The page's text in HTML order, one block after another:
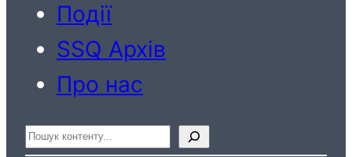
Події
SSQ Архів
Про нас
Пошук